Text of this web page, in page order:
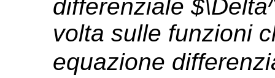
differenziale
volta sulle funzioni
equazione